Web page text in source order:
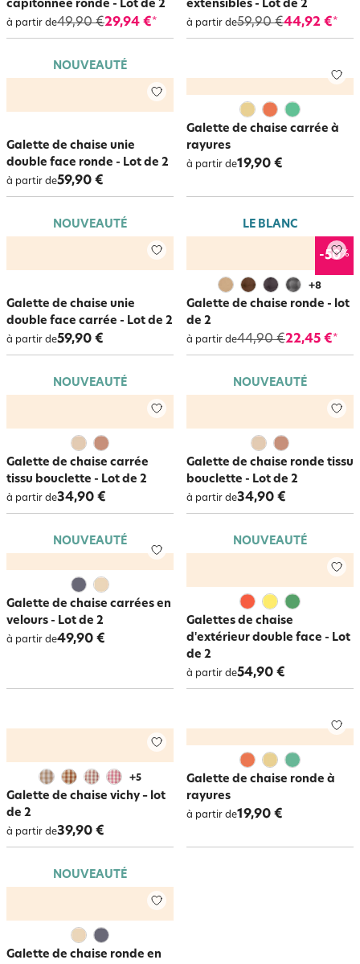
capitonnée ronde - Lot de 2
à partir de49,90 €29,94 €*
extensibles - Lot de 2
à partir de59,90 €44,92 €*
NOUVEAUTÉ
Galette de chaise unie
double face ronde - Lot de 2
à partir de59,90 €
Galette de chaise carrée à
rayures
à partir de19,90 €
NOUVEAUTÉ
Galette de chaise unie
double face carrée - Lot de 2
à partir de59,90 €
LE BLANC
-50%
+8
Galette de chaise ronde - lot
de 2
à partir de44,90 €22,45 €*
NOUVEAUTÉ
Galette de chaise carrée
tissu bouclette - Lot de 2
à partir de34,90 €
NOUVEAUTÉ
Galette de chaise ronde tissu
bouclette - Lot de 2
à partir de34,90 €
NOUVEAUTÉ
Galette de chaise carrées en
velours - Lot de 2
à partir de49,90 €
NOUVEAUTÉ
Galettes de chaise
d'extérieur double face - Lot
de 2
à partir de54,90 €
+5
Galette de chaise vichy – lot
de 2
à partir de39,90 €
Galette de chaise ronde à
rayures
à partir de19,90 €
NOUVEAUTÉ
Galette de chaise ronde en